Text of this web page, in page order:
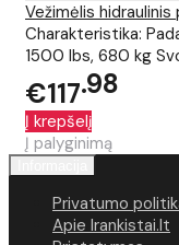
Vežimėlis hidraulinis
Charakteristika:
1500 lbs, 680 kg
€117 98
Į krepšelį
Į palyginimą
Privatumo
Apie Irankistai.lt